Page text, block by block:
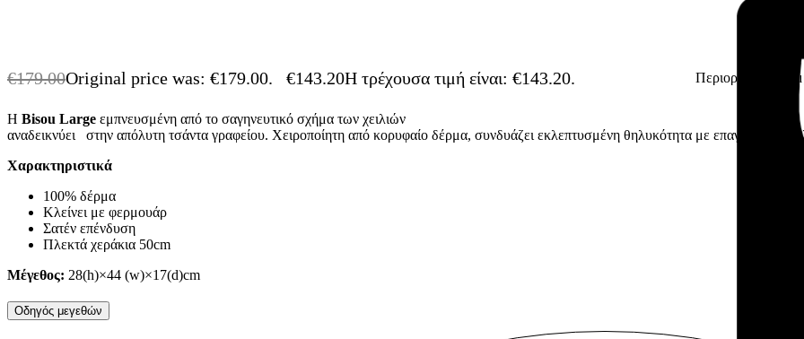
€179.00Original price was: €179.00. €143.20Η τρέχουσα τιμή είναι: €143.20. Περιορισμένα
Η Bisou Large εμπνευσμένη από το σαγηνευτικό σχήμα των χειλιών
αναδεικνύει στην απόλυτη τσάντα γραφείου. Χειροποίητη από κορυφαίο δέρμα, συνδυάζει εκλεπτυσμένη θηλυκότητα με
Χαρακτηριστικά
100% δέρμα
Κλείνει με φερμουάρ
Σατέν επένδυση
Πλεκτά χεράκια 50cm
Μέγεθος: 28(h)×44 (w)×17(d)cm
Οδηγός μεγεθών